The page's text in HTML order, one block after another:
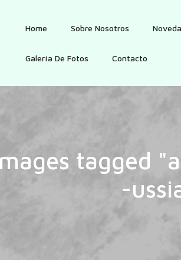
Home Sobre Nosotros
Galería De Fotos Contacto
tagged
-